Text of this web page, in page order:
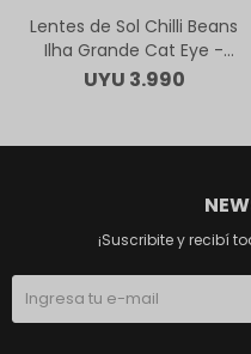
Lentes de Sol Chilli Beans
Ilha Grande Cat Eye -
Animal Print
UYU 3.990
¡Suscribite y recibí